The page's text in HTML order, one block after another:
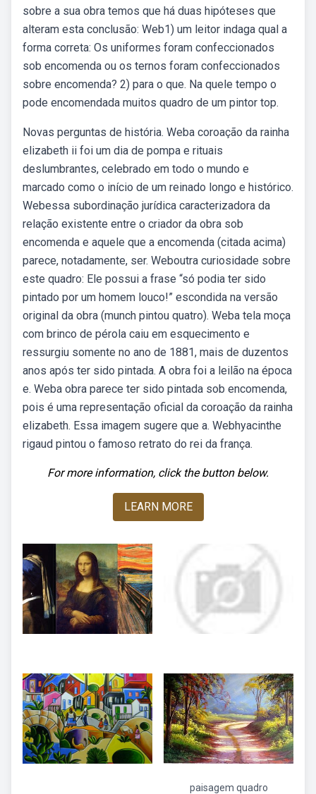
sobre a sua obra temos que há duas hipóteses que
alteram esta conclusão: Web1) um leitor indaga qual a
forma correta: Os uniformes foram confeccionados
sob encomenda ou os ternos foram confeccionados
sobre encomenda? 2) para o que. Na quele tempo o
pode encomendada muitos quadro de um pintor top.
Novas perguntas de história. Weba coroação da rainha
elizabeth ii foi um dia de pompa e rituais
deslumbrantes, celebrado em todo o mundo e
marcado como o início de um reinado longo e histórico.
Webessa subordinação jurídica caracterizadora da
relação existente entre o criador da obra sob
encomenda e aquele que a encomenda (citada acima)
parece, notadamente, ser. Weboutra curiosidade sobre
este quadro: Ele possui a frase “só podia ter sido
pintado por um homem louco!” escondida na versão
original da obra (munch pintou quatro). Weba tela moça
com brinco de pérola caiu em esquecimento e
ressurgiu somente no ano de 1881, mais de duzentos
anos após ter sido pintada. A obra foi a leilão na época
e. Weba obra parece ter sido pintada sob encomenda,
pois é uma representação oficial da coroação da rainha
elizabeth. Essa imagem sugere que a. Webhyacinthe
rigaud pintou o famoso retrato do rei da frança.
For more information, click the button below.
LEARN MORE
paisagem quadro